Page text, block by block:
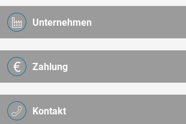
Kontakt
Unternehmen
Zahlung